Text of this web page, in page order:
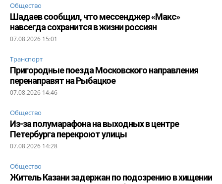
Общество
Шадаев сообщил, что мессенджер «Макс»
навсегда сохранится в жизни россиян
07.08.2026 15:01
Транспорт
Пригородные поезда Московского направления
перенаправят на Рыбацкое
07.08.2026 14:46
Общество
Из-за полумарафона на выходных в центре
Петербурга перекроют улицы
07.08.2026 14:28
Общество
Житель Казани задержан по подозрению в хищении